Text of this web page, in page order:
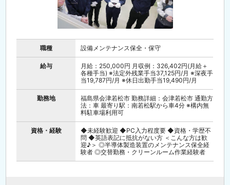
職種 設備メンテナンス保全・保守
給与
月給：250,000円 月収例：326,402円(月給＋
各種手当) ※法定外残業手当37,125円/月 ※深夜手
当19,787円/月 ※休日出勤手当19,490円/月
勤務地
福島県会津若松市 勤務詳細：会津若松市 通勤方
法：車 最寄り駅：南若松駅から車4分 ※構内無
料駐車場利用可
資格・経験
◆未経験歓迎 ◆PC入力程度要 ◆資格・学歴不
問 ◆英語表記に抵抗がない方 ＜こんな方は歓
迎♪＞ ◎半導体製造装置のメンテナンス保全経
験者 ◎交替勤務・クリーンルーム作業経験者